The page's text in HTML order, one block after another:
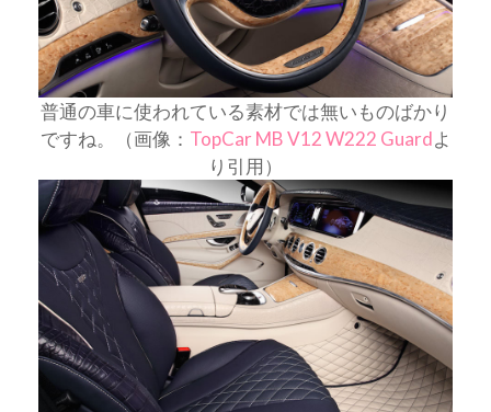
普通の車に使われている素材では無いものばかり
ですね。（画像： TopCar MB V12 W222 Guardよ
り引用）